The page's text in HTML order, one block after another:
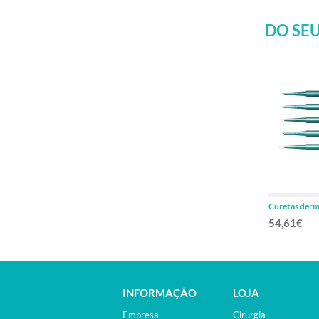
DO
Curetas
54,61€
INFORMAÇÃO
Empresa
LOJA
Cirurgia